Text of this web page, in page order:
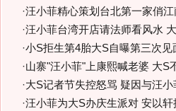
·汪小菲精心策划台北第一家俏
·汪小菲台湾开店请法师看风水
·小S拒生第4胎大S自曝第三次见
·山寨"汪小菲"上康熙喊老婆 大S
·大S记者节失控怒骂 疑因与汪
·汪小菲为大S办庆生派对 安以轩